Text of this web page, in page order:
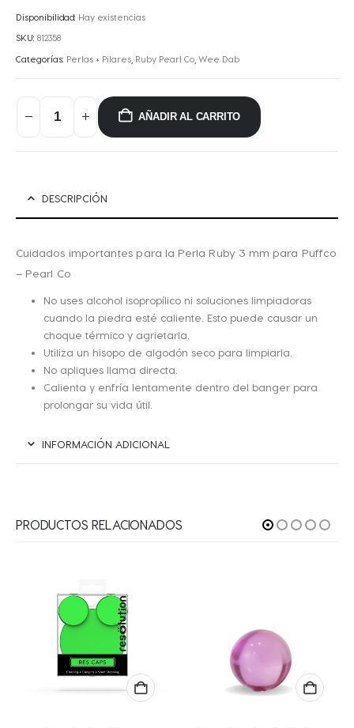
Disponibilidad: Hay existencias
SKU: 812358
Categorías: Perlas + Pilares Ruby Pearl Co Wee Dab
AÑADIR AL CARRITO
DESCRIPCIÓN
Cuidados importantes para la Perla Ruby 3 mm para Puffco
– Pearl Co
No uses alcohol isopropílico ni soluciones limpiadoras
cuando la piedra esté caliente. Esto puede causar un
choque térmico y agrietarla.
Utiliza un hisopo de algodón seco para limpiarla.
No apliques llama directa.
Calienta y enfría lentamente dentro del banger para
prolongar su vida útil.
INFORMACIÓN ADICIONAL
PRODUCTOS RELACIONADOS